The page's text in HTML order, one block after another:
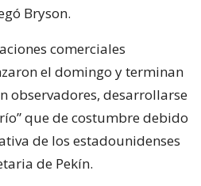
Bryson.
comerciales
el domingo y terminan
observadores, desarrollarse
que de costumbre debido
de los estadounidenses
de Pekín.